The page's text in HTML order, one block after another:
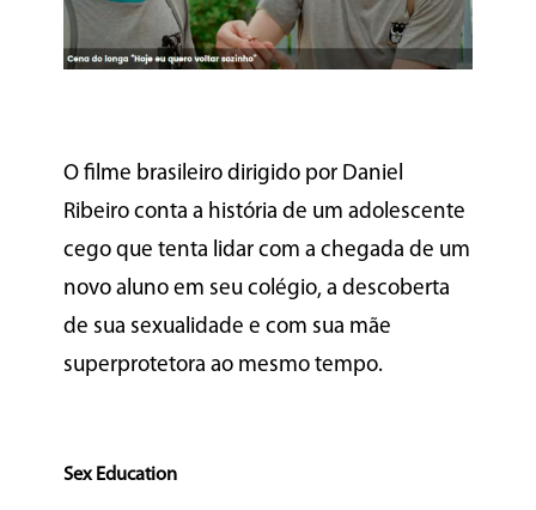
O filme brasileiro dirigido por Daniel
Ribeiro conta a história de um adolescente
cego que tenta lidar com a chegada de um
novo aluno em seu colégio, a descoberta
de sua sexualidade e com sua mãe
superprotetora ao mesmo tempo.
Sex Education